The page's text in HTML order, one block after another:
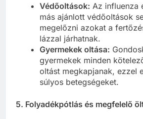
Védőoltások: Az influenza
más ajánlott védőoltások
megelőzni azokat a
lázzal járhatnak.
Gyermekek oltása:
gyermekek minden
oltást megkapjanak, ezzel
súlyos betegségeket.
5. Folyadékpótlás és megfelelő